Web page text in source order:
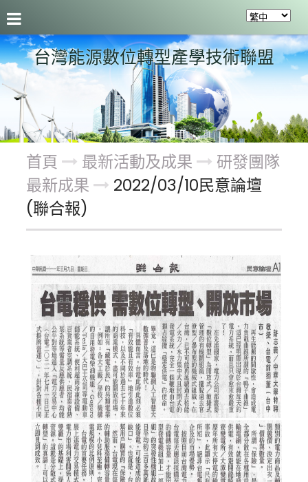
台灣能源數位轉型產學技術聯盟
聯盟介紹 最新活動及成果 會員服務 關於聯盟
首頁 最新活動及成果
研發團隊
最新成果
2022/03/10民意論壇
(聯合報)